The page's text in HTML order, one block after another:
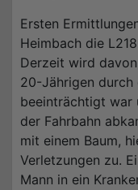
Ersten
Heimbach die
Derzeit wird
20-Jährigen durch
beeinträchtigt war
der Fahrbahn
mit einem Baum,
Verletzungen zu.
Mann in ein